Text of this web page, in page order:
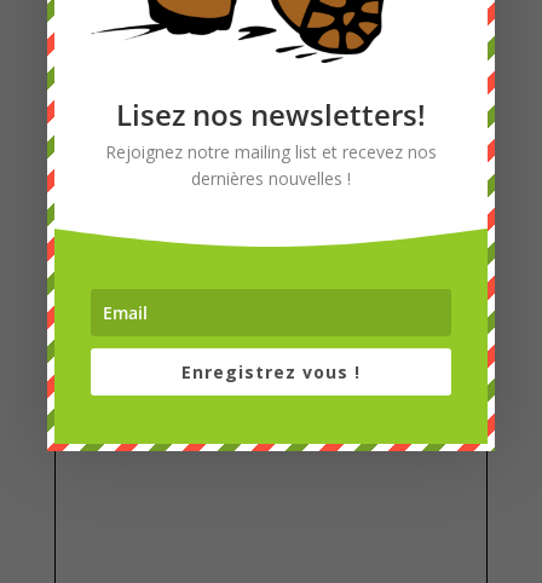
Lisez nos newsletters!
Rejoignez notre mailing list et recevez nos
dernières nouvelles !
Enregistrez vous !